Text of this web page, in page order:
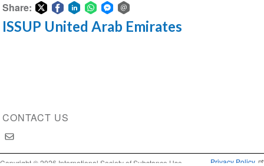
Share:
ShareShareShareShareShareShare
ISSUP United Arab Emirates
CONTACT US
Copyright © 2026 International Society of Substance Use Privacy Policy